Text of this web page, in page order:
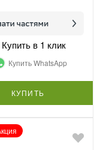
Купить в 1 клик
Купить WhatsApp
КУПИТЬ